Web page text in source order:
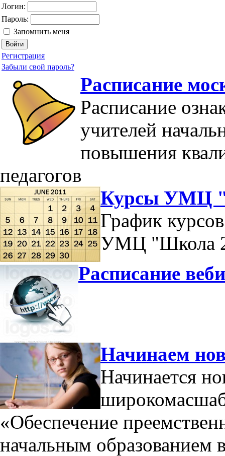
Логин:
Пароль:
Запомнить меня
Регистрация
Забыли свой пароль?
Расписание
Расписание
учителей
повышения
педагогов
Курсы УМЦ
График
УМЦ "Школа
Расписание
Начинаем
Начинается
«Обеспечение
начальным